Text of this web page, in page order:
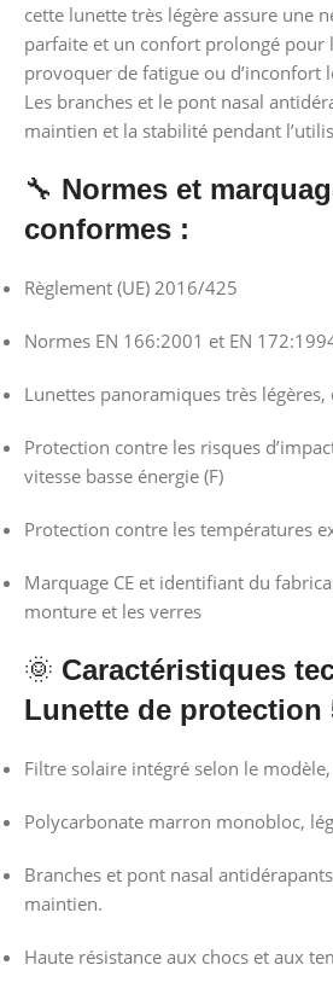
cette lunette très légère assure une
parfaite et un confort prolongé pour
provoquer de fatigue ou d’inconfort
Les branches et le pont nasal
maintien et la stabilité pendant
🔧 Normes et
conformes :
Règlement (UE) 2016/425
Normes EN 166:2001 et EN
Lunettes panoramiques très légères,
Protection contre les risques
vitesse basse énergie (F)
Protection contre les températures
Marquage CE et identifiant du
monture et les verres
🌞 Caractéristiques
Lunette de protection
Filtre solaire intégré selon le
Polycarbonate marron monobloc,
Branches et pont nasal
maintien.
Haute résistance aux chocs et aux